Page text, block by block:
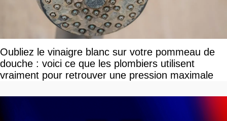
Oubliez le vinaigre blanc sur votre pommeau de
douche : voici ce que les plombiers utilisent
vraiment pour retrouver une pression maximale